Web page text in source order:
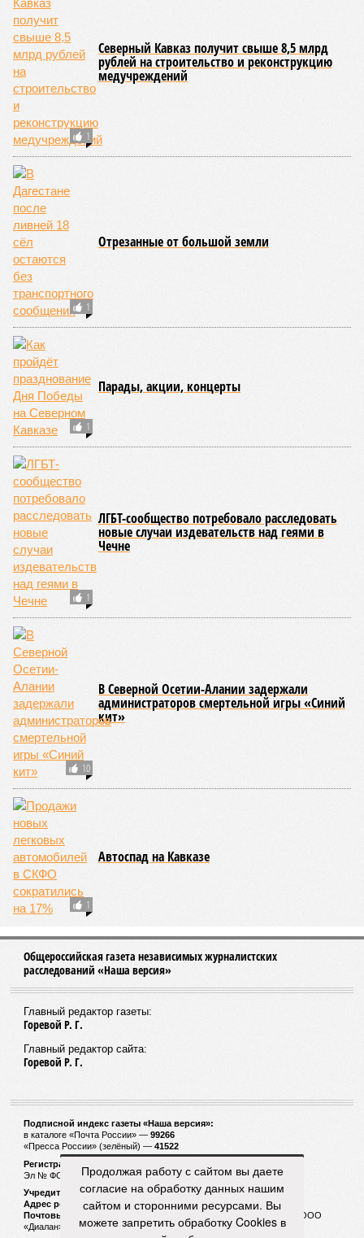
1
Северный Кавказ получит свыше 8,5 млрд
рублей на строительство и реконструкцию
медучреждений
1
Отрезанные от большой земли
1
Парады, акции, концерты
1
ЛГБТ-сообщество потребовало расследовать
новые случаи издевательств над геями в
Чечне
10
В Северной Осетии-Алании задержали
администраторов смертельной игры «Синий
кит»
1
Автоспад на Кавказе
Общероссийская газета независимых журналистских
расследований «Наша версия»
Главный редактор газеты:
Горевой Р. Г.
Главный редактор сайта:
Горевой Р. Г.
Подписной индекс газеты «Наша версия»:
в каталоге «Почта России» — 99266
«Пресса России» (зелёный) — 41522
Регистрационный номер Роскомнадзора
Эл № ФС77-53847 от 26.04.2013.
Учредитель ООО «Версия»
Адрес редакции:123100, Россия, Москва, улица 1905 года, 7с1
Почтовый адрес редакции:
123022, Россия, Москва, а/я 29. для ООО
«Диалан»
Продолжая работу с сайтом вы даете
согласие на обработку данных нашим
сайтом и сторонними ресурсами. Вы
можете запретить обработку Cookies в